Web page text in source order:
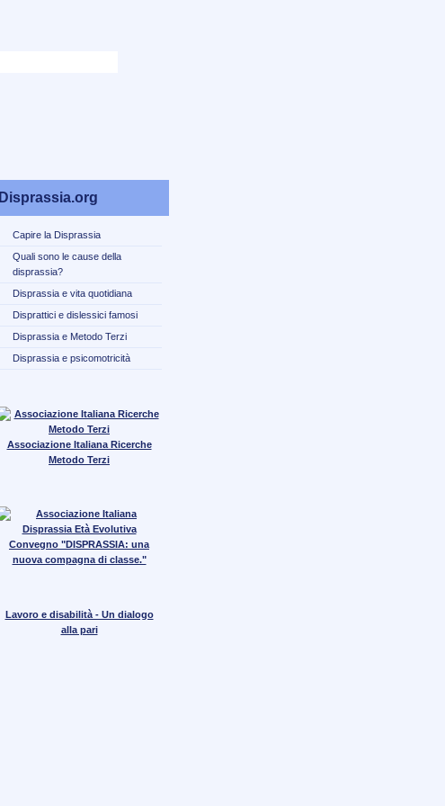
Disprassia.org
Capire la Disprassia
Quali sono le cause della
disprassia?
Disprassia e vita quotidiana
Disprattici e dislessici famosi
Disprassia e Metodo Terzi
Disprassia e psicomotricità
Associazione Italiana Ricerche
Metodo Terzi
Convegno "DISPRASSIA: una
nuova compagna di classe."
Lavoro e disabilità - Un dialogo
alla pari